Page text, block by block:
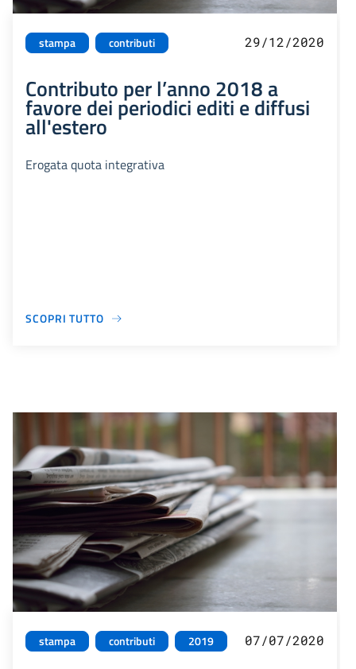
stampa contributi 29/12/2020
Contributo per l’anno 2018 a
favore dei periodici editi e diffusi
all'estero
Erogata quota integrativa
SCOPRI TUTTO
stampa contributi 2019 07/07/2020